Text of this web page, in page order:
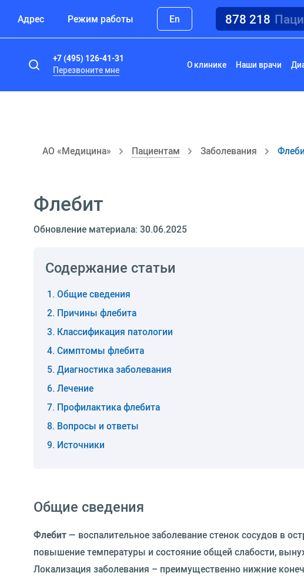
Адрес Режим работы En 878 218
+7 (495) 126-41-31
Перезвоните мне
О клинике Наши врачи
АО «Медицина» Пациентам Заболевания
Флебит
Обновление материала: 30.06.2025
Содержание статьи
Общие сведения
Причины флебита
Классификация патологии
Симптомы флебита
Диагностика заболевания
Лечение
Профилактика флебита
Вопросы и ответы
Источники
Общие сведения
Флебит— воспалительное заболевание стенок сосудов в
повышение температуры и состояние общей слабости,
Локализация заболевания – преимущественно нижние